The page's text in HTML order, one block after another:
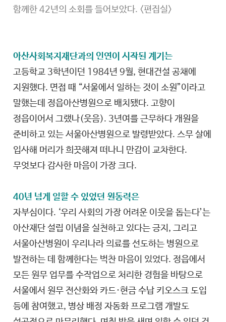
함께한 42년의 소회를 들어보았다. <편집실>
아산사회복지재단과의 인연이 시작된 계기는
고등학교 3학년이던 1984년 9월, 현대건설 공채에
지원했다. 면접 때 “서울에서 일하는 것이 소원”이라고
말했는데 정읍아산병원으로 배치됐다. 고향이
정읍이어서 그랬나(웃음). 3년여를 근무하다 개원을
준비하고 있는 서울아산병원으로 발령받았다. 스무 살에
입사해 머리가 희끗해져 떠나니 만감이 교차한다.
무엇보다 감사한 마음이 가장 크다.
40년 넘게 일할 수 있었던 원동력은
자부심이다. ‘우리 사회의 가장 어려운 이웃을 돕는다’는
아산재단 설립 이념을 실천하고 있다는 긍지, 그리고
서울아산병원이 우리나라 의료를 선도하는 병원으로
발전하는 데 함께한다는 벅찬 마음이 있었다. 정읍에서
모든 원무 업무를 수작업으로 처리한 경험을 바탕으로
서울에서 원무 전산화와 카드·현금 수납 키오스크 도입
등에 참여했고, 병상 배정 자동화 프로그램 개발도